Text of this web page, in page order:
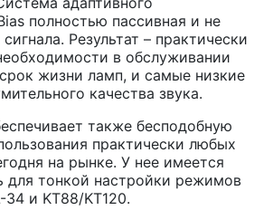
полностью пассивная и не
Результат – практически
в обслуживании
жизни ламп, и самые низкие
качества звука.
также бесподобную
практически любых
на рынке. У нее имеется
для тонкой настройки режимов
и KT88/KT120.